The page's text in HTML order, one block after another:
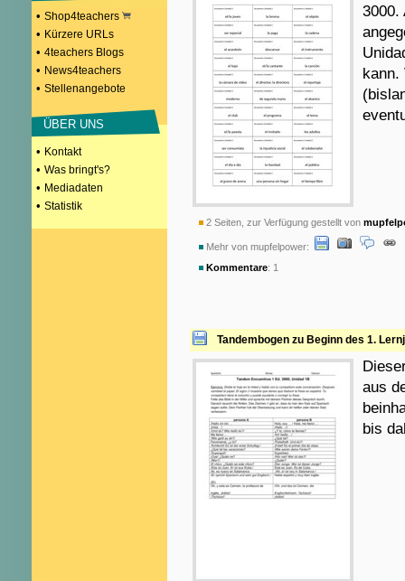
• Shop4teachers
• Kürzere URLs
• 4teachers Blogs
• News4teachers
• Stellenangebote
ÜBER UNS
• Kontakt
• Was bringt's?
• Mediadaten
• Statistik
3000.
kann.
2 Seiten, zur Verfügung gestellt von
Mehr von mupfelpower:
Kommentare: 1
Tandembogen zu Beginn des 1.
aus
bis